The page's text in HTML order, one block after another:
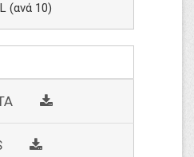
(ανά 10)
social
social